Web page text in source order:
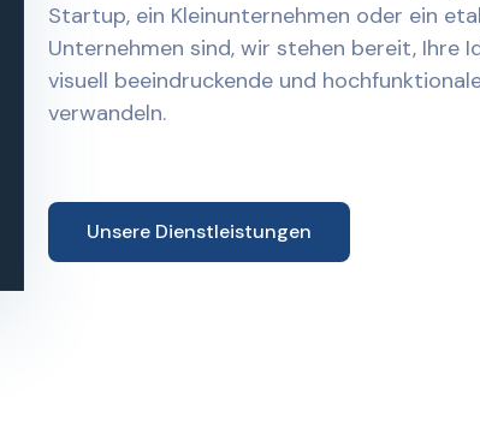
Startup, ein Kleinunternehmen oder ein
Unternehmen sind, wir stehen bereit, Ihre
visuell beeindruckende und
verwandeln.
Unsere Dienstleistungen